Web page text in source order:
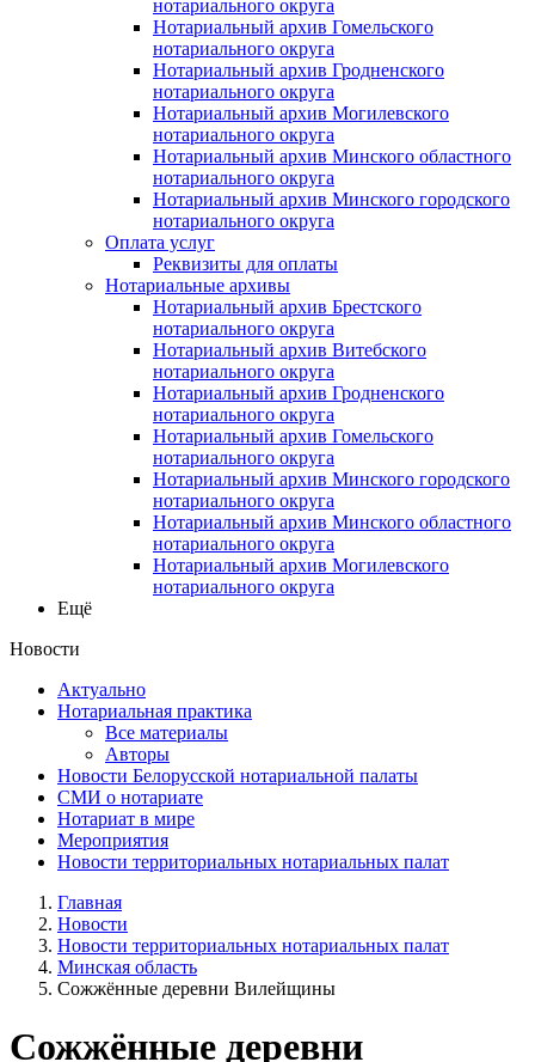
нотариального округа
Нотариальный архив Гомельского
нотариального округа
Нотариальный архив Гродненского
нотариального округа
Нотариальный архив Могилевского
нотариального округа
Нотариальный архив Минского областного
нотариального округа
Нотариальный архив Минского городского
нотариального округа
Оплата услуг
Реквизиты для оплаты
Нотариальные архивы
Нотариальный архив Брестского
нотариального округа
Нотариальный архив Витебского
нотариального округа
Нотариальный архив Гродненского
нотариального округа
Нотариальный архив Гомельского
нотариального округа
Нотариальный архив Минского городского
нотариального округа
Нотариальный архив Минского областного
нотариального округа
Нотариальный архив Могилевского
нотариального округа
Ещё
Новости
Актуально
Нотариальная практика
Все материалы
Авторы
Новости Белорусской нотариальной палаты
СМИ о нотариате
Нотариат в мире
Мероприятия
Новости территориальных нотариальных палат
Главная
Новости
Новости территориальных нотариальных палат
Минская область
Сожжённые деревни Вилейщины
Сожжённые деревни